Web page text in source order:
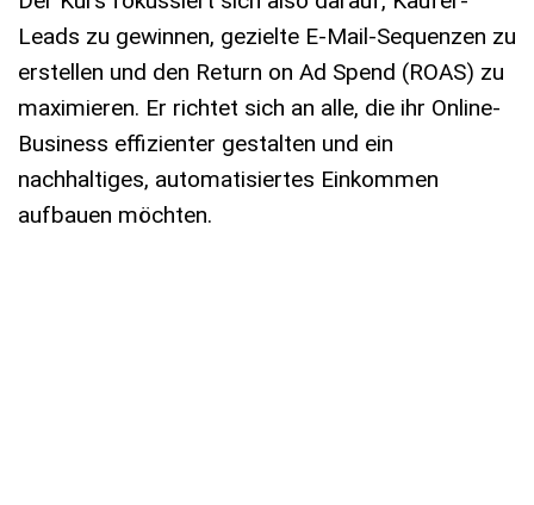
Leads zu gewinnen, gezielte E-Mail-Sequenzen zu
erstellen und den Return on Ad Spend (ROAS) zu
maximieren. Er richtet sich an alle, die ihr Online-
Business effizienter gestalten und ein
nachhaltiges, automatisiertes Einkommen
aufbauen möchten.